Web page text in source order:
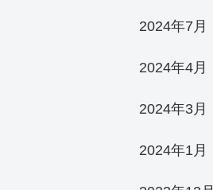
2024年7月
2024年4月
2024年3月
2024年1月